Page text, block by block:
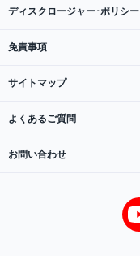
ディスクロージャー･ポリシー
免責事項
サイトマップ
よくあるご質問
お問い合わせ